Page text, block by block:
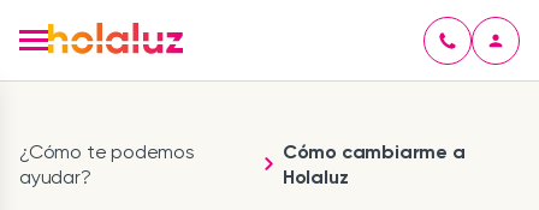
¿Cómo te podemos
ayudar?
Cómo cambiarme a
Holaluz